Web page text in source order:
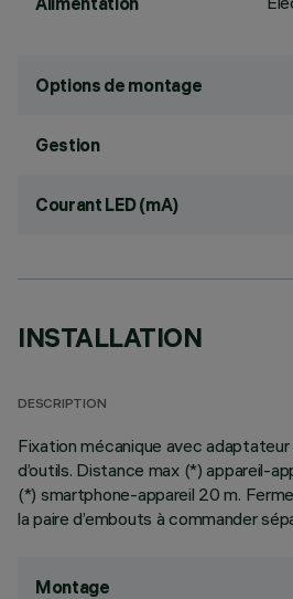
Options de montage
Gestion
Courant LED (mA)
INSTALLATION
DESCRIPTION
Fixation mécanique avec
d’outils. Distance max (*) appareil-
(*) smartphone-appareil 20 m.
la paire d’embouts à commander
Montage